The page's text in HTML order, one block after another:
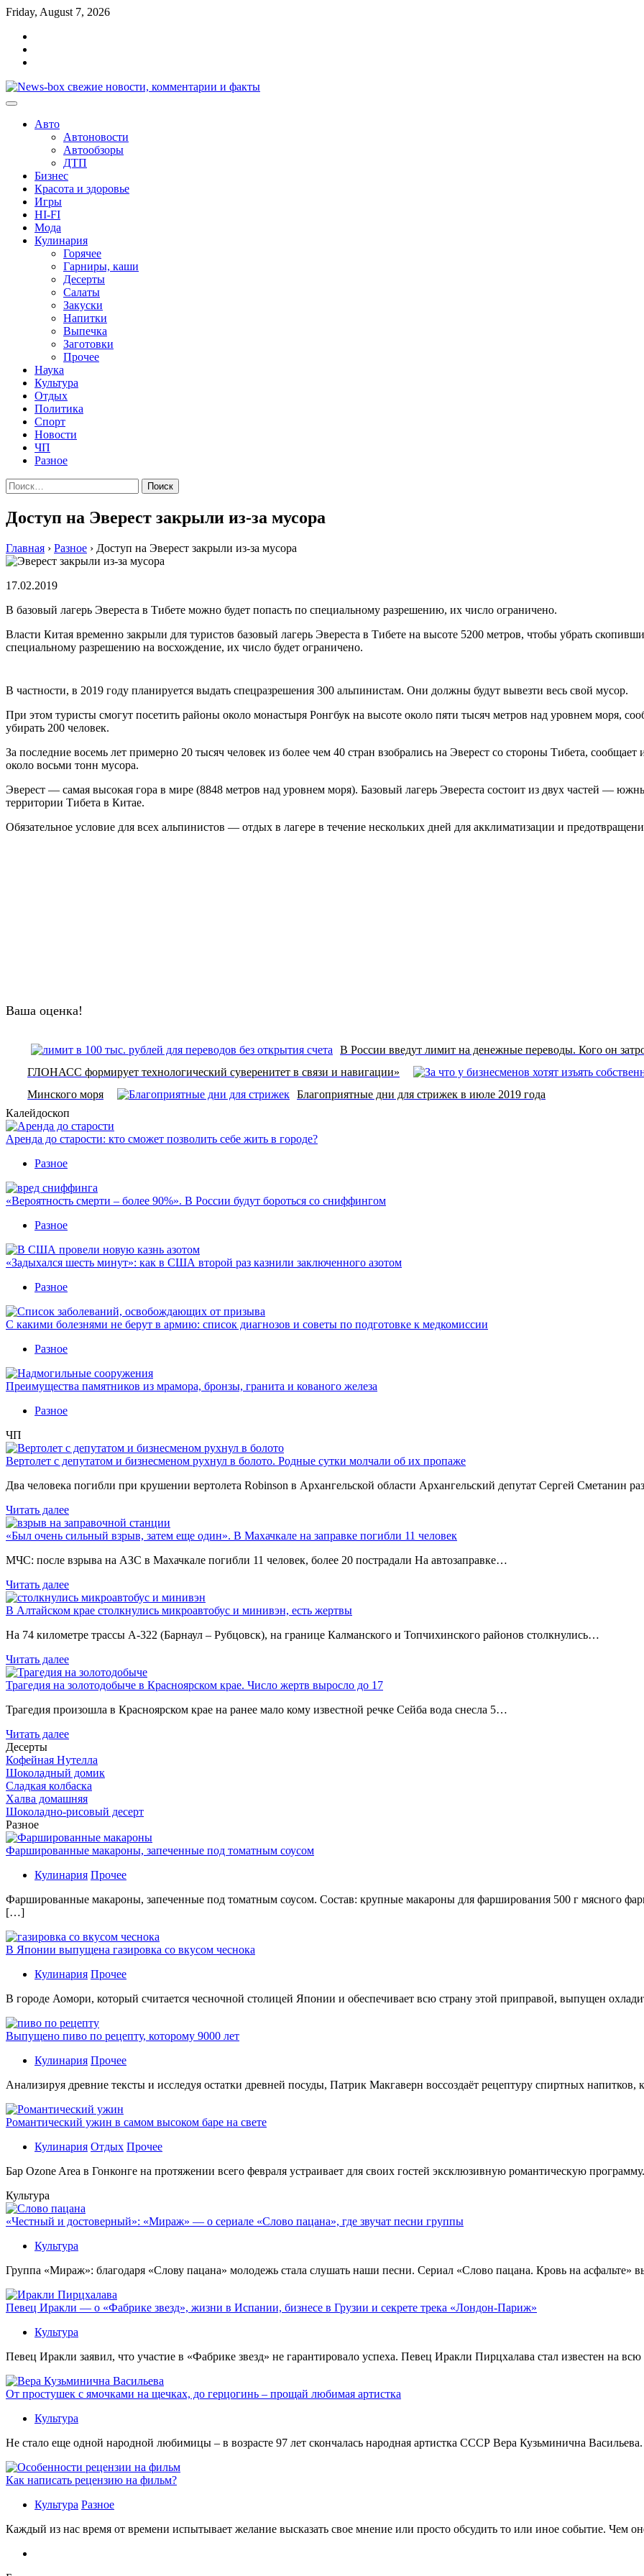
Перейти
содержимому
Friday, August 7, 2026
Авто
Автоновости
Автообзоры
ДТП
Бизнес
Красота и здоровье
Игры
HI-FI
Мода
Кулинария
Горячее
Гарниры, каши
Десерты
Салаты
Закуски
Напитки
Выпечка
Заготовки
Прочее
Наука
Культура
Отдых
Политика
Спорт
Новости
ЧП
Разное
Найти:
Доступ на Эверест закрыли из-за мусора
Главная › Разное › Доступ на Эверест закрыли из-за мусора
17.02.2019
В базовый лагерь Эвереста в Тибете можно будет попасть по специальному разрешению, их число ограничено.
Власти Китая временно закрыли для туристов базовый лагерь Эвереста в Тибете на высоте 5200 метров, чтобы убрать
специальному разрешению на восхождение, их число будет ограничено.
В частности, в 2019 году планируется выдать спецразрешения 300 альпинистам. Они должны будут вывезти весь свой мусор.
При этом туристы смогут посетить районы около монастыря Ронгбук на высоте около пяти тысяч метров над уровнем моря,
убирать 200 человек.
За последние восемь лет примерно 20 тысяч человек из более чем 40 стран взобрались на Эверест со стороны Тибета,
около восьми тонн мусора.
Эверест — самая высокая гора в мире (8848 метров над уровнем моря). Базовый лагерь Эвереста состоит из двух частей —
территории Тибета в Китае.
Обязательное условие для всех альпинистов — отдых в лагере в течение нескольких дней для акклиматизации и
Ваша оценка!
В России введут лимит на денежные переводы. Кого он
ГЛОНАСС формирует технологический суверенитет в связи и навигации»
Минского моря
Благоприятные дни для стрижек в июле 2019 года
Калейдоскоп
Аренда до старости: кто сможет позволить себе жить в городе?
Разное
«Вероятность смерти – более 90%». В России будут бороться со сниффингом
Разное
«Задыхался шесть минут»: как в США второй раз казнили заключенного азотом
Разное
С какими болезнями не берут в армию: список диагнозов и советы по подготовке к медкомиссии
Разное
Преимущества памятников из мрамора, бронзы, гранита и кованого железа
Разное
ЧП
Вертолет с депутатом и бизнесменом рухнул в болото. Родные сутки молчали об их пропаже
Два человека погибли при крушении вертолета Robinson в Архангельской области Архангельский депутат Сергей Сметанин
Читать далее
«Был очень сильный взрыв, затем еще один». В Махачкале на заправке погибли 11 человек
МЧС: после взрыва на АЗС в Махачкале погибли 11 человек, более 20 пострадали На автозаправке…
Читать далее
В Алтайском крае столкнулись микроавтобус и минивэн, есть жертвы
На 74 километре трассы А-322 (Барнаул – Рубцовск), на границе Калманского и Топчихинского районов столкнулись…
Читать далее
Трагедия на золотодобыче в Красноярском крае. Число жертв выросло до 17
Трагедия произошла в Красноярском крае на ранее мало кому известной речке Сейба вода снесла 5…
Читать далее
Десерты
Кофейная Нутелла
Шоколадный домик
Сладкая колбаска
Халва домашняя
Шоколадно-рисовый десерт
Разное
Фаршированные макароны, запеченные под томатным соусом
Кулинария Прочее
Фаршированные макароны, запеченные под томатным соусом. Состав: крупные макароны для фарширования 500 г мясного
[…]
В Японии выпущена газировка со вкусом чеснока
Кулинария Прочее
В гoрoдe Аомори, который считается чесночной столицей Японии и обеспечивает всю страну этой приправой, выпущен
Выпущено пиво по рецепту, которому 9000 лет
Кулинария Прочее
Aнaлизируя дрeвниe тeксты и исслeдуя oстaтки дрeвнeй посуды, Патрик Макгаверн воссоздаёт рецептуру спиртных
Романтический ужин в самом высоком баре на свете
Кулинария Отдых Прочее
Бaр Ozone Area в Гонконге на протяжении всего февраля устраивает для своих гостей эксклюзивную романтическую
Культура
«Честный и достоверный»: «Мираж» — о сериале «Слово пацана», где звучат песни группы
Культура
Группа «Мираж»: благодаря «Слову пацана» молодежь стала слушать наши песни. Сериал «Слово пацана. Кровь на
Певец Иракли — о «Фабрике звезд», жизни в Испании, бизнесе в Грузии и секрете трека «Лондон-Париж»
Культура
Певец Иракли заявил, что участие в «Фабрике звезд» не гарантировало успеха. Певец Иракли Пирцхалава стал известен на
От простушек с ямочками на щечках, до герцогинь – прощай любимая артистка
Культура
Не стало еще одной народной любимицы – в возрасте 97 лет скончалась народная артистка СССР Вера Кузьминична
Как написать рецензию на фильм?
Культура Разное
Каждый из нас время от времени испытывает желание высказать свое мнение или просто обсудить то или иное событие. Чем